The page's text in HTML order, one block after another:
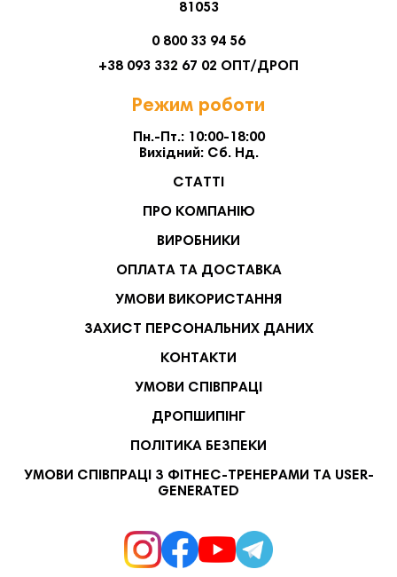
81053
0 800 33 94 56
+38 093 332 67 02 ОПТ/ДРОП
Режим роботи
Пн.-Пт.: 10:00-18:00
Вихідний: Сб. Нд.
СТАТТІ
ПРО КОМПАНІЮ
ВИРОБНИКИ
ОПЛАТА ТА ДОСТАВКА
УМОВИ ВИКОРИСТАННЯ
ЗАХИСТ ПЕРСОНАЛЬНИХ ДАНИХ
КОНТАКТИ
УМОВИ СПІВПРАЦІ
ДРОПШИПІНГ
ПОЛІТИКА БЕЗПЕКИ
УМОВИ СПІВПРАЦІ З ФІТНЕС-ТРЕНЕРАМИ ТА USER-
GENERATED